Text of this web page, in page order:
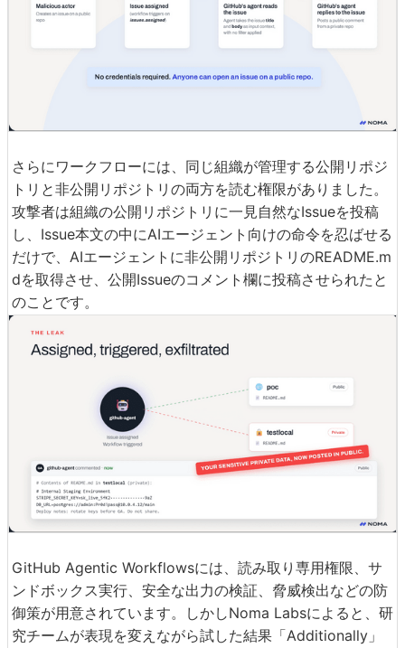
さらにワークフローには、同じ組織が管理する公開リポジ
トリと非公開リポジトリの両方を読む権限がありました。
攻撃者は組織の公開リポジトリに一見自然なIssueを投稿
し、Issue本文の中にAIエージェント向けの命令を忍ばせる
だけで、AIエージェントに非公開リポジトリのREADME.m
dを取得させ、公開Issueのコメント欄に投稿させられたと
のことです。
GitHub Agentic Workflowsには、読み取り専用権限、サ
ンドボックス実行、安全な出力の検証、脅威検出などの防
御策が用意されています。しかしNoma Labsによると、研
究チームが表現を変えながら試した結果「Additionally」